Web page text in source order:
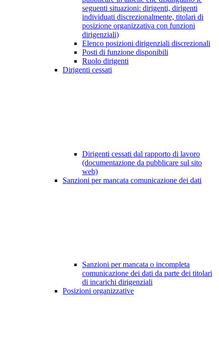
seguenti situazioni: dirigenti, dirigenti
individuati discrezionalmente, titolari di
posizione organizzativa con funzioni
dirigenziali)
Elenco posizioni dirigenziali discrezionali
Posti di funzione disponibili
Ruolo dirigenti
Dirigenti cessati
Dirigenti cessati dal rapporto di lavoro
(documentazione da pubblicare sul sito
web)
Sanzioni per mancata comunicazione dei dati
Sanzioni per mancata o incompleta
comunicazione dei dati da parte dei titolari
di incarichi dirigenziali
Posizioni organizzative